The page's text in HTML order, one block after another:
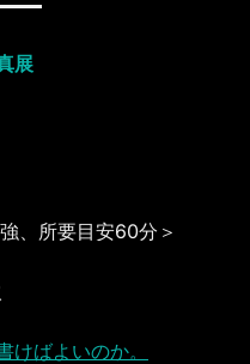
展
、所要目安60分＞
けばよいのか。